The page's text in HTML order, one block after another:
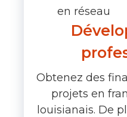
Obtenez des
projets en
louisianais. De